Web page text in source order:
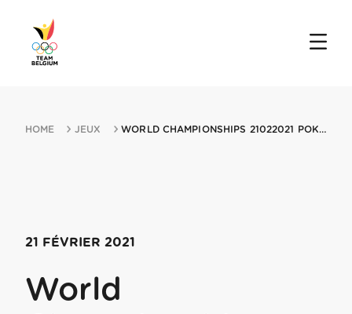
HOME JEUX WORLD CHAMPIONSHIPS 21022021 POKLJUKA
21 FÉVRIER 2021
World